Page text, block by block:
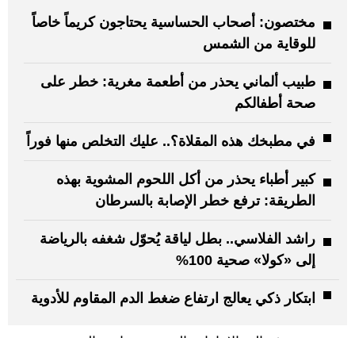
مختصون: أصحاب الحساسية يحتاجون كريماً خاصاً
للوقاية من الشمس
طبيب ألماني يحذر من أطعمة مغرية: خطر على
صحة أطفالكم
في مطبخك هذه المقلاة؟.. عليك التخلص منها فوراً
كبير أطباء يحذر من أكل اللحوم المشوية بهذه
الطريقة: ترفع خطر الإصابة بالسرطان
راشد الفلاسي.. بطل لياقة يُحوّل شغفه بالرياضة
إلى «كولا» صحية 100%
ابتكار ذكي يعالج ارتفاع ضغط الدم المقاوم للأدوية